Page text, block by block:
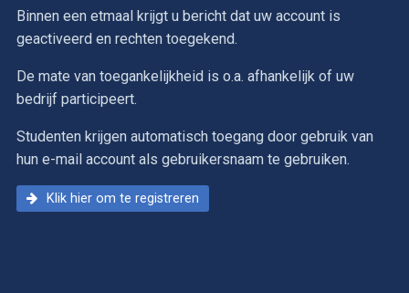
Binnen een etmaal krijgt u bericht dat uw account is
geactiveerd en rechten toegekend.
De mate van toegankelijkheid is o.a. afhankelijk of uw
bedrijf participeert.
Studenten krijgen automatisch toegang door gebruik van
hun e-mail account als gebruikersnaam te gebruiken.
Klik hier om te registreren